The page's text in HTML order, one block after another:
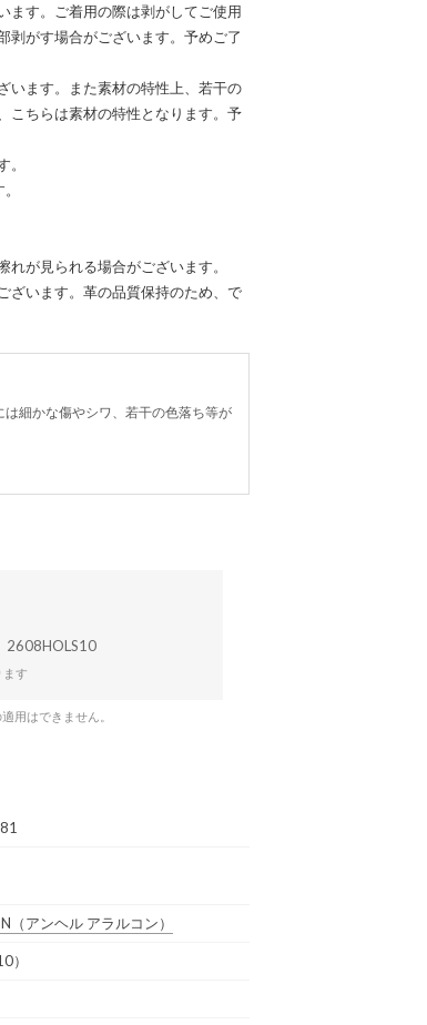
ます。ご着用の際は剥がしてご使用
剥がす場合がございます。予めご了
います。また素材の特性上、若干の
こちらは素材の特性となります。予
が見られる場合がございます。
ざいます。革の品質保持のため、で
細かな傷やシワ、若干の色落ち等が
2608HOLS10
す
用はできません。
（アンヘル アラルコン）
）